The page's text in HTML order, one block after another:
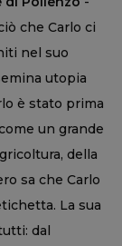
che Carlo ci
nel suo
utopia
è stato prima
un grande
della
sa che Carlo
La sua
dal